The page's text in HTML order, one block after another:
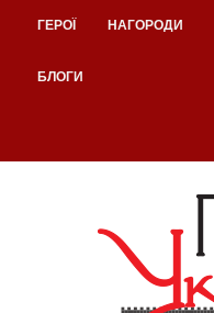
ГЕРОЇ НАГОРОДИ
БЛОГИ